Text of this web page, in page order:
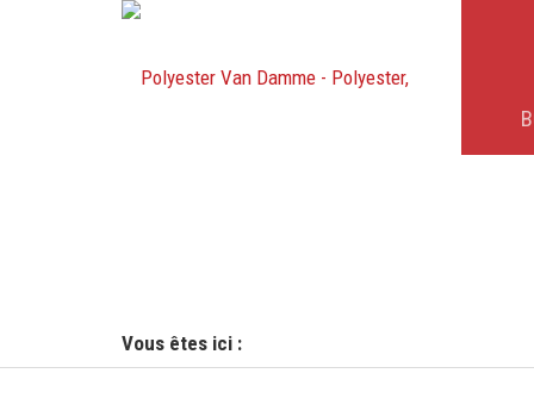
Vous êtes ici :